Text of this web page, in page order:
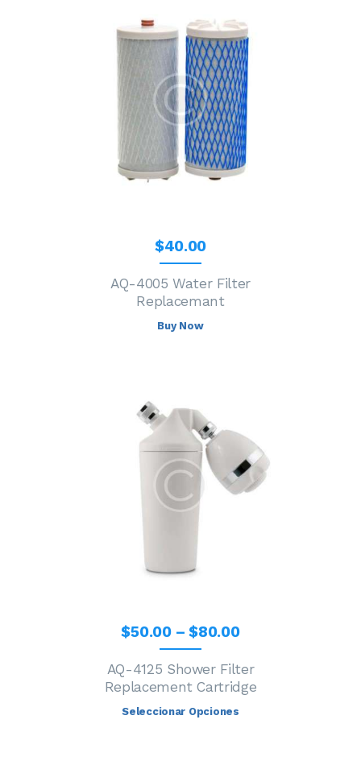
$40.00
AQ-4005 Water Filter
Replacemant
Buy Now
$50.00 – $80.00
AQ-4125 Shower Filter
Replacement Cartridge
Seleccionar Opciones